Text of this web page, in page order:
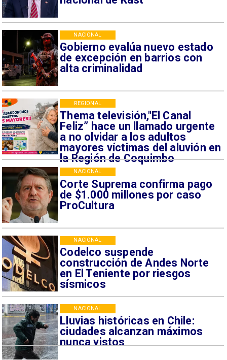
Gobierno evalúa nuevo estado
de excepción en barrios con
alta criminalidad
NACIONAL
Thema televisión,"El Canal
Feliz” hace un llamado urgente
a no olvidar a los adultos
mayores víctimas del aluvión en
la Región de Coquimbo
REGIONAL
Corte Suprema confirma pago
de $1.000 millones por caso
ProCultura
NACIONAL
Codelco suspende
construcción de Andes Norte
en El Teniente por riesgos
sísmicos
NACIONAL
Lluvias históricas en Chile:
ciudades alcanzan máximos
nunca vistos
NACIONAL